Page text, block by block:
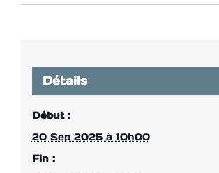
Détails
Début :
20 Sep 2025 à 10h00
Fin :